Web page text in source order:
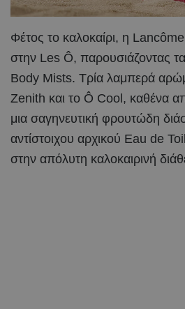
Φέτος το καλοκαίρι, η Lancôme
στην Les Ô, παρουσιάζοντας
Body Mists. Τρία λαμπερά
Zenith και το Ô Cool, καθένα
μια σαγηνευτική φρουτώδη
αντίστοιχου αρχικού Eau de
στην απόλυτη καλοκαιρινή